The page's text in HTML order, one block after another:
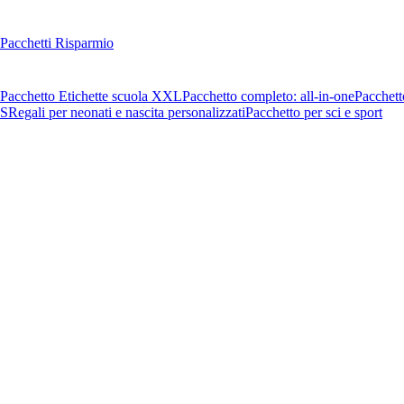
Pacchetti Risparmio
Pacchetto Etichette scuola XXLPacchetto completo: all-in-one
Regali per neonati e nascita personalizzatiPacchetto per sci e sport